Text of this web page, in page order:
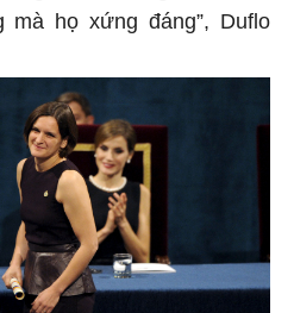
họ xứng đáng”, Duflo